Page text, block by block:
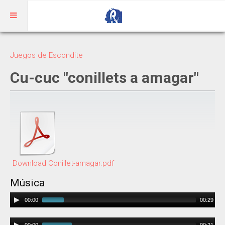
Adivinanzas
Cuentos
Trabalenguas
Vocabulario
BENASQUÉS
Juegos de Escondite
Cu-cuc "conillets a amagar"
Download Conillet-amagar.pdf
Música
Audio
Player
00:00 00:29
Audio